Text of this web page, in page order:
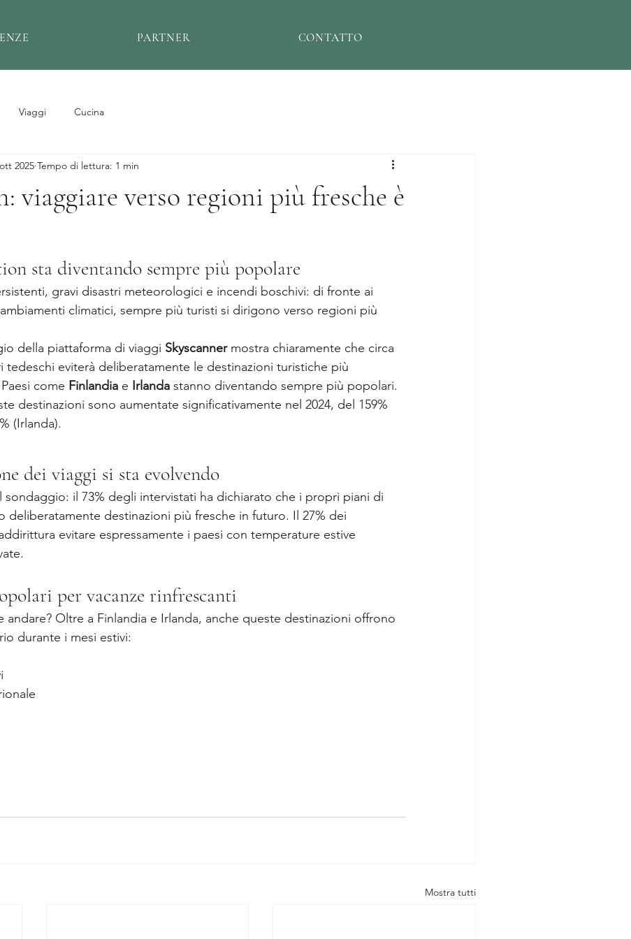
PARTNER CONTATTO
Viaggi Cucina
viaggiare verso regioni più fresche è
2025 Tempo di lettura: 1 min
sta diventando sempre più popolare
gravi disastri meteorologici e incendi boschivi: di fronte ai
climatici, sempre più turisti si dirigono verso regioni più
della piattaforma di viaggi Skyscanner mostra chiaramente che circa
tedeschi eviterà deliberatamente le destinazioni turistiche più
come Finlandia e Irlanda stanno diventando sempre più popolari.
destinazioni sono aumentate significativamente nel 2024, del 159%
(Irlanda).
dei viaggi si sta evolvendo
sondaggio: il 73% degli intervistati ha dichiarato che i propri piani di
deliberatamente destinazioni più fresche in futuro. Il 27% dei
evitare espressamente i paesi con temperature estive
per vacanze rinfrescanti
andare? Oltre a Finlandia e Irlanda, anche queste destinazioni offrono
durante i mesi estivi:
Mostra tutti